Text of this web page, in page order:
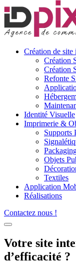
Création de site
Création
Création
Refonte
Identité Visuelle
Imprimerie &
Supports
Objets
Textiles
Application
Réalisations
Contactez nous !
Votre site
d’efficacité ?